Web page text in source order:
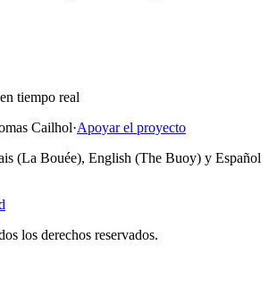
tiempo real
Cailhol·Apoyar el proyecto
(La Bouée), English (The Buoy) y Español
los derechos reservados.